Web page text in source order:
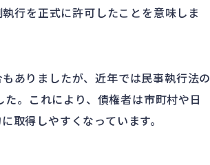
行を正式に許可したことを意味しま
ありましたが、近年では民事執行法の
た。これにより、債権者は市町村や日
取得しやすくなっています。